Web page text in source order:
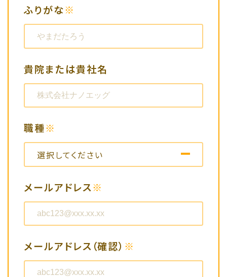
化粧品配合原料に関するお問い
合わせ
創薬研究に関するお問い合わせ
メディアに関するお問い合わせ
ふりがな※
貴院または貴社名
職種※
選択してください
選択してください
医師
薬剤師
メールアドレス※
メールアドレス（確認） ※